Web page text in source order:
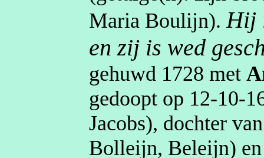
Maria Boulijn).Hij
en zij is wed
gehuwd 1728 met
gedoopt op
Jacobs), dochter
Bolleijn, Beleijn)